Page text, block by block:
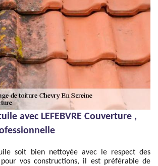
avec LEFEBVRE Couverture ,
soit bien nettoyée avec le respect des
vos constructions, il est préférable de